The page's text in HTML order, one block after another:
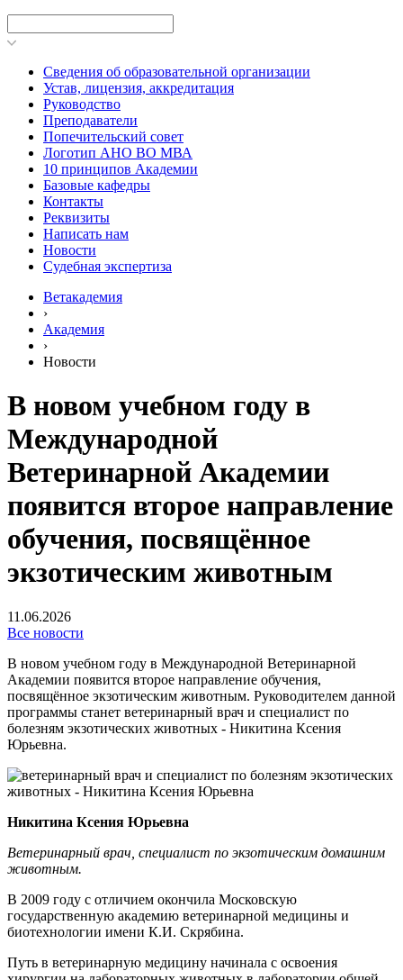
Сведения об образовательной организации
Устав, лицензия, аккредитация
Руководство
Преподаватели
Попечительский совет
Логотип АНО ВО МВА
10 принципов Академии
Базовые кафедры
Контакты
Реквизиты
Написать нам
Новости
Судебная экспертиза
Ветакадемия
›
Академия
›
Новости
В новом учебном году в
Международной
Ветеринарной Академии
появится второе направление
обучения, посвящённое
экзотическим животным
11.06.2026
Все новости
В новом учебном году в Международной Ветеринарной
Академии появится второе направление обучения,
посвящённое экзотическим животным. Руководителем данной
программы станет ветеринарный врач и специалист по
болезням экзотических животных - Никитина Ксения
Юрьевна.
Никитина Ксения Юрьевна
Ветеринарный врач, специалист по экзотическим домашним
животным.
В 2009 году с отличием окончила Московскую
государственную академию ветеринарной медицины и
биотехнологии имени К.И. Скрябина.
Путь в ветеринарную медицину начинала с освоения